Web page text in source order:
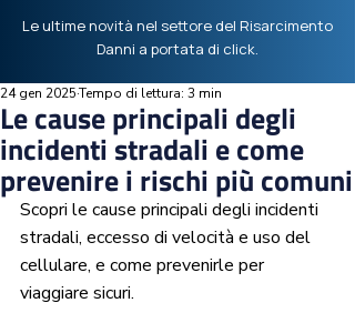
Le ultime novità nel settore del Risarcimento
Danni a portata di click.
Le cause principali degli
incidenti stradali e come
prevenire i rischi più comuni
24 gen 2025Tempo di lettura: 3 min
Scopri le cause principali degli incidenti
stradali, eccesso di velocità e uso del
cellulare, e come prevenirle per
viaggiare sicuri.